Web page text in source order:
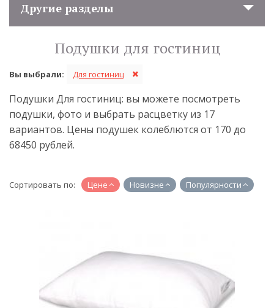
Другие разделы
Подушки для гостиниц
Вы выбрали: Для гостиниц
Подушки Для гостиниц: вы можете посмотреть
подушки, фото и выбрать расцветку из 17
вариантов. Цены подушек колеблются от 170 до
68450 рублей.
Сортировать по: Цене Новизне Популярности